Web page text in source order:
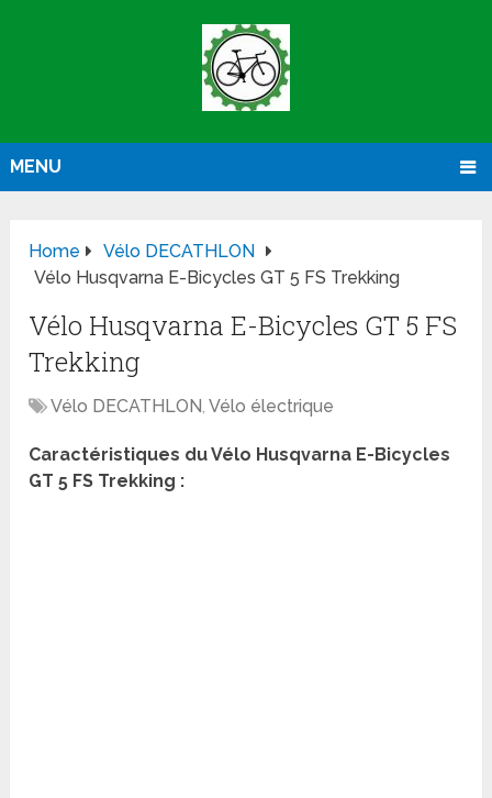
MENU
Home
Vélo DECATHLON
Vélo Husqvarna E-Bicycles GT 5 FS Trekking
Vélo Husqvarna E-Bicycles GT 5 FS
Trekking
Vélo DECATHLON,Vélo électrique
Caractéristiques du Vélo Husqvarna E-Bicycles
GT 5 FS Trekking :